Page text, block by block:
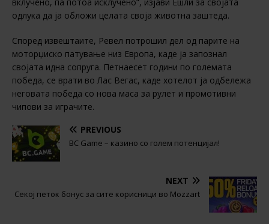
одлука да ја обложи целата своја животна заштеда.
Според извештаите, Ревел потрошил дел од парите на
моторџиско патување низ Европа, каде ја запознал
својата идна сопруга. Петнаесет години по големата
победа, се врати во Лас Вегас, каде хотелот ја одбележа
неговата победа со нова маса за рулет и промотивни
чипови за играчите.
PREVIOUS
BC Game – казино со голем потенцијал!
NEXT
Секој петок бонус за сите корисници во Mozzart